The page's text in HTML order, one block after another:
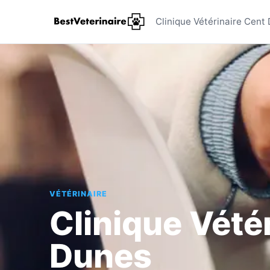
Clinique
Clinique Vétérinaire Cent
VÉTÉRINAIRE
Clinique
Dunes